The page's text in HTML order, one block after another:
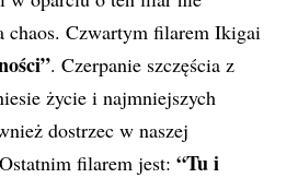
chaos. Czwartym filarem Ikigai
. Czerpanie szczęścia z
życie i najmniejszych
dostrzec w naszej
filarem jest: “Tu i